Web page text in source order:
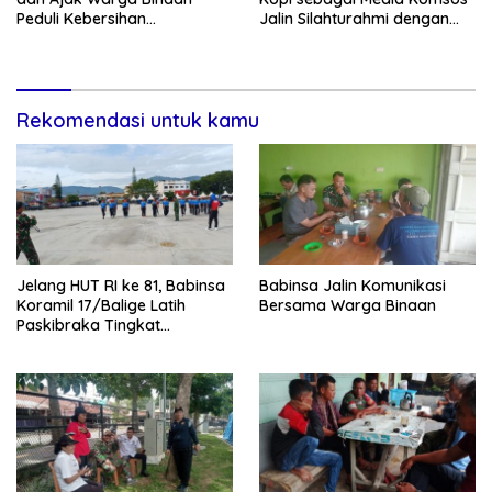
Peduli Kebersihan
Jalin Silahturahmi dengan
Rekomendasi untuk kamu
Jelang HUT RI ke 81, Babinsa
Koramil 17/Balige Latih
Paskibraka Tingkat
Babinsa Jalin Komunikasi
Bersama Warga Binaan